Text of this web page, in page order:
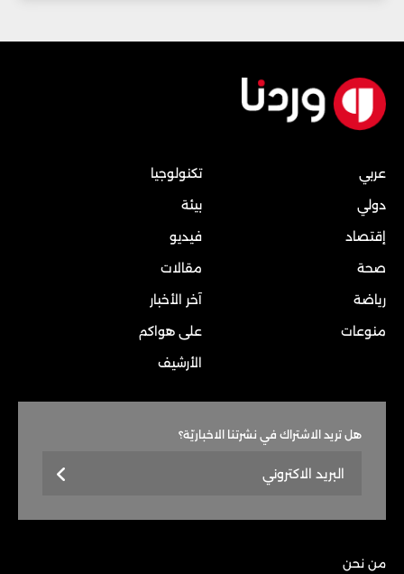
عربي
دولي
إقتصاد
صحة
رياضة
منوعات
تكنولوجيا
بيئة
فيديو
مقالات
آخر الأخبار
على هواكم
الأرشيف
هل تريد الاشتراك في نشرتنا الاخباريّة؟
من نحن